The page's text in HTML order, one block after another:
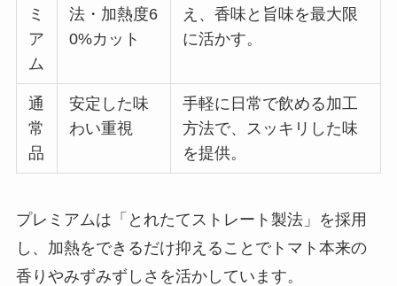
ミ
ア
ム
法・加熱度6
0%カット
え、香味と旨味を最大限
に活かす。
通
常
品
安定した味
わい重視
手軽に日常で飲める加工
方法で、スッキリした味
を提供。
プレミアムは「とれたてストレート製法」を採用
し、加熱をできるだけ抑えることでトマト本来の
香りやみずみずしさを活かしています。